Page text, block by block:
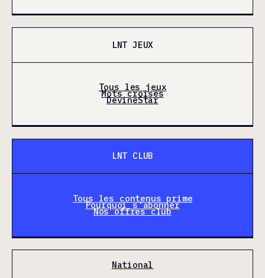
LNT JEUX
Tous les jeux
Mots croisés
DevineStar
LNT CLUB
Tous les contenus prime
Pourquoi s'abonner
Nos offres club
National